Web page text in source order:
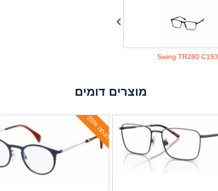
Swing TR280 C193
מוצרים דומים
ה
נ
ח
ה
2
5
%